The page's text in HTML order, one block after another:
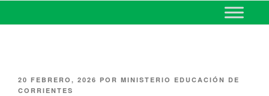
MINISTERIO DE EDUCACIÓN
DE CORRIENTES
20 FEBRERO, 2026 POR MINISTERIO EDUCACIÓN DE
CORRIENTES